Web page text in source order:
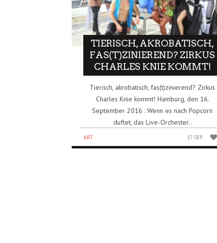
TIERISCH, AKROBATISCH,
FAS(T)ZINIEREND? ZIRKUS
CHARLES KNIE KOMMT!
Tierisch, akrobatisch, fas(t)zinierend? Zirkus
Charles Knie kommt! Hamburg, den 16.
September 2016 . Wenn es nach Popcorn
duftet, das Live-Orchester..
ART 17 SEP.